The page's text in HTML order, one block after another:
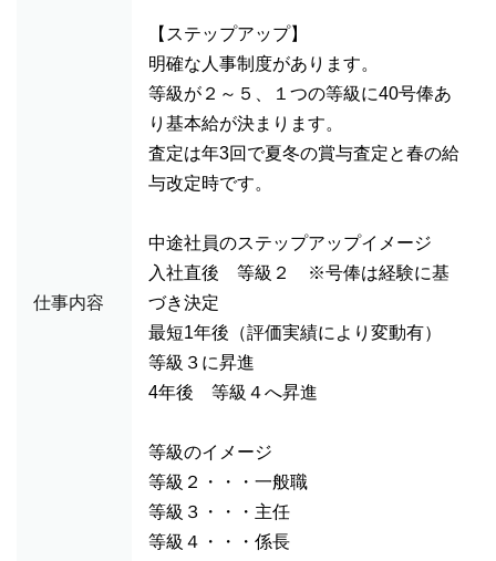
仕事内容
【ステップアップ】
明確な人事制度があります。
等級が２～５、１つの等級に40号俸あ
り基本給が決まります。
査定は年3回で夏冬の賞与査定と春の給
与改定時です。
中途社員のステップアップイメージ
入社直後 等級２ ※号俸は経験に基
づき決定
最短1年後（評価実績により変動有）
等級３に昇進
4年後 等級４へ昇進
等級のイメージ
等級２・・・一般職
等級３・・・主任
等級４・・・係長